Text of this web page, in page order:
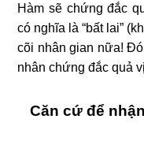
Hàm sẽ chứng đắc
có nghĩa là “bất lai”
cõi nhân gian nữa!
nhân chứng đắc quả
Căn cứ để